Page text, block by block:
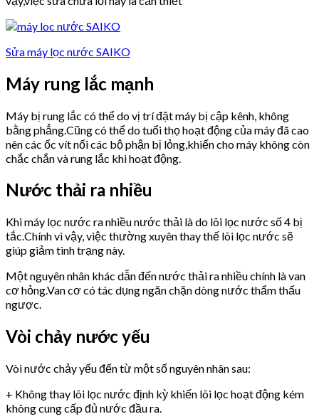
Sửa máy lọc nước SAIKO
Máy rung lắc mạnh
Máy bị rung lắc có thể do vị trí đặt máy bị cập kênh, không
bằng phẳng.Cũng có thể do tuổi thọ hoạt động của máy đã cao
nên các ốc vít nối các bộ phận bị lỏng,khiến cho máy không còn
chắc chắn và rung lắc khi hoạt động.
Nước thải ra nhiều
Khi máy lọc nước ra nhiều nước thải là do lõi lọc nước số 4 bị
tắc.Chính vì vậy, việc thường xuyên thay thế lõi lọc nước sẽ
giúp giảm tình trạng này.
Một nguyên nhân khác dẫn đến nước thải ra nhiều chính là van
cơ hỏng.Van cơ có tác dụng ngăn chặn dòng nước thẩm thấu
ngược.
Vòi chảy nước yếu
Vòi nước chảy yếu đến từ một số nguyên nhân sau:
+ Không thay lõi lọc nước định kỳ khiến lõi lọc hoạt động kém
không cung cấp đủ nước đầu ra.